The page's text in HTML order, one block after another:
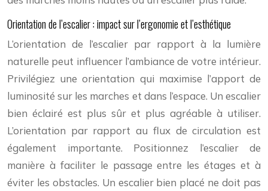
Orientation de l’escalier : impact sur l’ergonomie et l’esthétique
L’orientation de l’escalier par rapport à la lumière
naturelle peut influencer l’ambiance de votre intérieur.
Privilégiez une orientation qui maximise l’apport de
luminosité sur les marches et dans l’espace. Un escalier
bien éclairé est plus sûr et plus agréable à utiliser.
L’orientation par rapport au flux de circulation est
également importante. Positionnez l’escalier de
manière à faciliter le passage entre les étages et à
éviter les obstacles. Un escalier bien placé ne doit pas